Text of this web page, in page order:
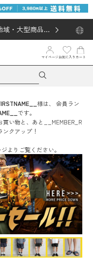
・大型商品対
マイページ お気に入り カート
様は、
会員ラン
です。
買い物と、あと
__MEMBER_R
ンクアップ！
よりご覧ください。